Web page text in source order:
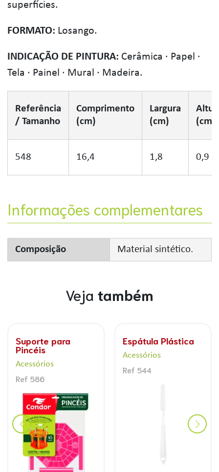
superfícies.
FORMATO: Losango.
INDICAÇÃO DE PINTURA: Cerâmica · Papel ·
Tela · Painel · Mural · Madeira.
Referência
/ Tamanho
Comprimento
(cm)
Largura
(cm)
(cm)
548 16,4 1,8 0,9
Informações complementares
Composição Material sintético.
Veja também
Godê Leque
Acessórios
Ref 591
Espátula Metal
Acessórios
Ref 507